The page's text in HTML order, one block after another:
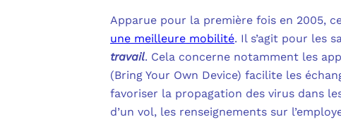
Apparue pour la première fois en 2005,
une meilleure mobilité. Il s’agit pour les
travail. Cela concerne notamment les
(Bring Your Own Device) facilite les
favoriser la propagation des virus dans
d’un vol, les renseignements sur